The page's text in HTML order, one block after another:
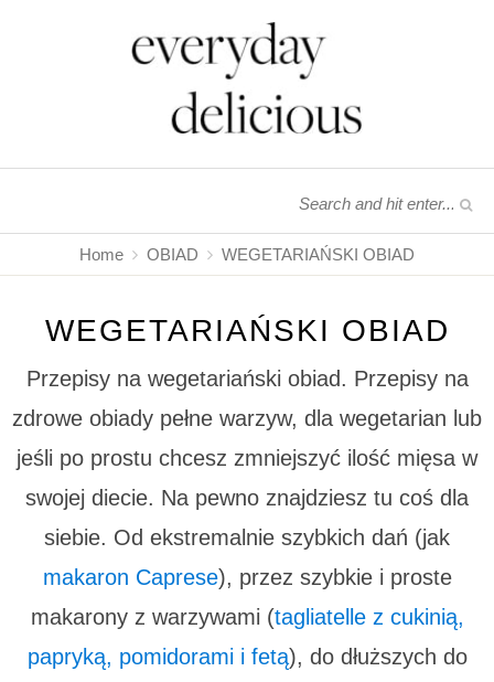
Home OBIAD WEGETARIAŃSKI OBIAD
WEGETARIAŃSKI OBIAD
Przepisy na wegetariański obiad. Przepisy na
zdrowe obiady pełne warzyw, dla wegetarian lub
jeśli po prostu chcesz zmniejszyć ilość mięsa w
swojej diecie. Na pewno znajdziesz tu coś dla
siebie. Od ekstremalnie szybkich dań (jak
makaron Caprese), przez szybkie i proste
makarony z warzywami (tagliatelle z cukinią,
papryką, pomidorami i fetą), do dłuższych do